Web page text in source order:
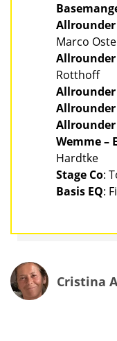
Marco
Rotthoff
Allrounder
Allrounder
Wemme –
Hardtke
Stage Co:
Basis EQ:
Cristina